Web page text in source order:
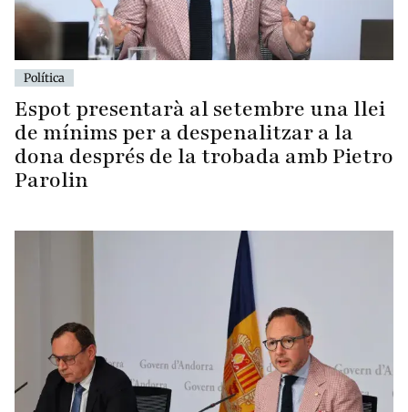
Política
Espot presentarà al setembre una llei
de mínims per a despenalitzar a la
dona després de la trobada amb Pietro
Parolin